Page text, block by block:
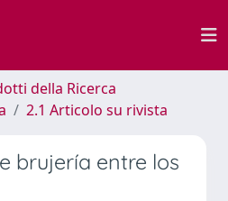
della Ricerca
2.1 Articolo su rivista
brujería entre los